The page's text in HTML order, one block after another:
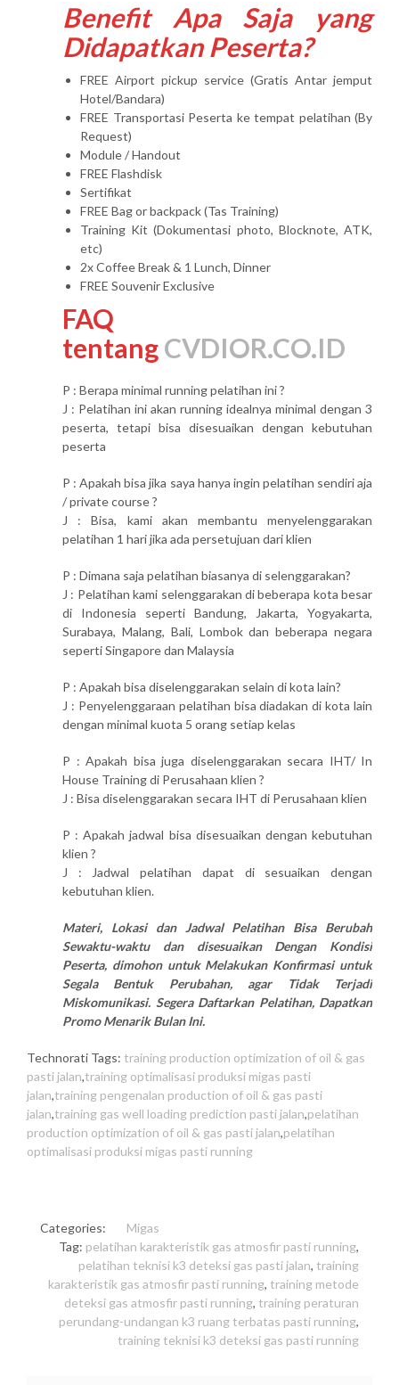
Benefit Apa Saja yang
Didapatkan Peserta?
FREE Airport pickup service (Gratis Antar jemput
Hotel/Bandara)
FREE Transportasi Peserta ke tempat pelatihan (By
Request)
Module / Handout
FREE Flashdisk
Sertifikat
FREE Bag or backpack (Tas Training)
Training Kit (Dokumentasi photo, Blocknote, ATK,
etc)
2x Coffee Break & 1 Lunch, Dinner
FREE Souvenir Exclusive
FAQ
tentangCVDIOR.CO.ID
P : Berapa minimal running pelatihan ini ?
J : Pelatihan ini akan running idealnya minimal dengan 3
peserta, tetapi bisa disesuaikan dengan kebutuhan
peserta
P : Apakah bisa jika saya hanya ingin pelatihan sendiri aja
/ private course ?
J : Bisa, kami akan membantu menyelenggarakan
pelatihan 1 hari jika ada persetujuan dari klien
P : Dimana saja pelatihan biasanya di selenggarakan?
J : Pelatihan kami selenggarakan di beberapa kota besar
di Indonesia seperti Bandung, Jakarta, Yogyakarta,
Surabaya, Malang, Bali, Lombok dan beberapa negara
seperti Singapore dan Malaysia
P : Apakah bisa diselenggarakan selain di kota lain?
J : Penyelenggaraan pelatihan bisa diadakan di kota lain
dengan minimal kuota 5 orang setiap kelas
P : Apakah bisa juga diselenggarakan secara IHT/ In
House Training di Perusahaan klien ?
J : Bisa diselenggarakan secara IHT di Perusahaan klien
P : Apakah jadwal bisa disesuaikan dengan kebutuhan
klien ?
J : Jadwal pelatihan dapat di sesuaikan dengan
kebutuhan klien.
Materi, Lokasi dan Jadwal Pelatihan Bisa Berubah
Sewaktu-waktu dan disesuaikan Dengan Kondisi
Peserta, dimohon untuk Melakukan Konfirmasi untuk
Segala Bentuk Perubahan, agar Tidak Terjadi
Miskomunikasi. Segera Daftarkan Pelatihan, Dapatkan
Promo Menarik Bulan Ini.
Technorati Tags: training production optimization of oil & gas
pasti jalan,training optimalisasi produksi migas pasti
jalan,training pengenalan production of oil & gas pasti
jalan,training gas well loading prediction pasti jalan,pelatihan
production optimization of oil & gas pasti jalan,pelatihan
optimalisasi produksi migas pasti running
Categories:
Migas
Tag: pelatihan karakteristik gas atmosfir pasti running,
pelatihan teknisi k3 deteksi gas pasti jalan, training
karakteristik gas atmosfir pasti running, training metode
deteksi gas atmosfir pasti running, training peraturan
perundang-undangan k3 ruang terbatas pasti running,
training teknisi k3 deteksi gas pasti running